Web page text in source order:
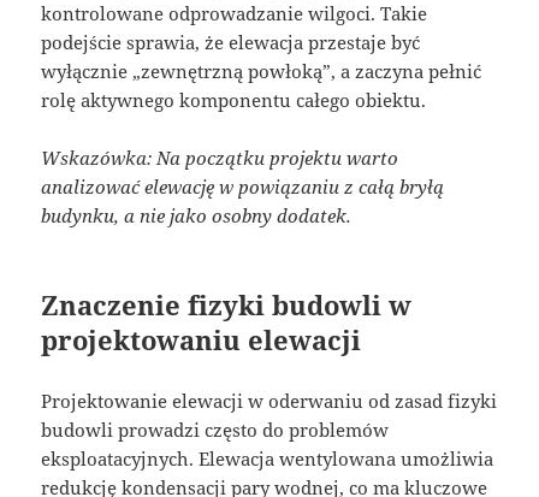
kontrolowane odprowadzanie wilgoci. Takie
podejście sprawia, że elewacja przestaje być
wyłącznie „zewnętrzną powłoką”, a zaczyna pełnić
rolę aktywnego komponentu całego obiektu.
Wskazówka: Na początku projektu warto
analizować elewację w powiązaniu z całą bryłą
budynku, a nie jako osobny dodatek.
Znaczenie fizyki budowli w
projektowaniu elewacji
Projektowanie elewacji w oderwaniu od zasad fizyki
budowli prowadzi często do problemów
eksploatacyjnych. Elewacja wentylowana umożliwia
redukcję kondensacji pary wodnej, co ma kluczowe